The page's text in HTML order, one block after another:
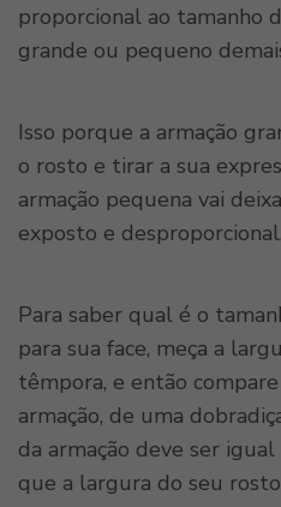
proporcional ao tamanho
grande ou pequeno
Isso porque a armação
o rosto e tirar a sua
armação pequena vai
exposto e desproporcional.
Para saber qual é o
para sua face, meça a
têmpora, e então
armação, de uma
da armação deve ser
que a largura do seu